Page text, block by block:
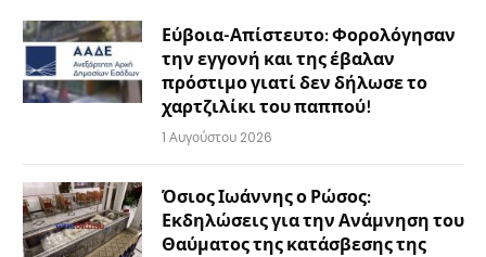
Εύβοια-Απίστευτο: Φορολόγησαν
την εγγονή και της έβαλαν
πρόστιμο γιατί δεν δήλωσε το
χαρτζιλίκι του παππού!
1 Αυγούστου 2026
Όσιος Ιωάννης ο Ρώσος:
Εκδηλώσεις για την Ανάμνηση του
Θαύματος της κατάσβεσης της